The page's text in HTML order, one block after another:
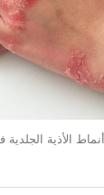
أنماط الأذية الجلدية